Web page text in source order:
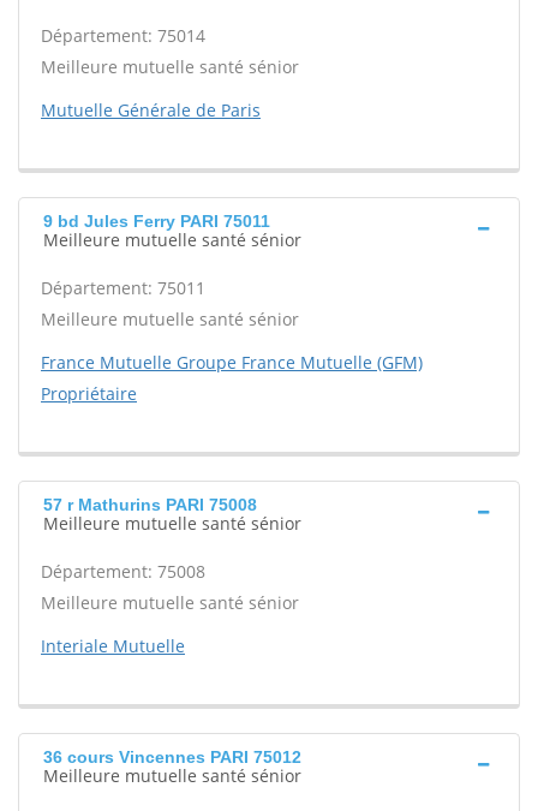
Département: 75014
Meilleure mutuelle santé sénior
Mutuelle Générale de Paris
9 bd Jules Ferry PARI 75011
Meilleure mutuelle santé sénior
Département: 75011
Meilleure mutuelle santé sénior
France Mutuelle Groupe France Mutuelle (GFM)
Propriétaire
57 r Mathurins PARI 75008
Meilleure mutuelle santé sénior
Département: 75008
Meilleure mutuelle santé sénior
Interiale Mutuelle
36 cours Vincennes PARI 75012
Meilleure mutuelle santé sénior